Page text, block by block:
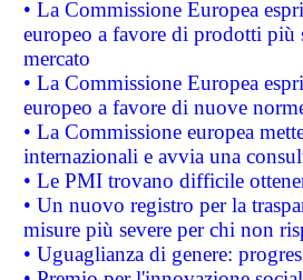
• La Commissione Europea
europeo a favore di prodotti
mercato
• La Commissione Europea
europeo a favore di nuove
• La Commissione europea
internazionali e avvia una
• Le PMI trovano difficile
• Un nuovo registro per la
misure più severe per chi non
• Uguaglianza di genere: